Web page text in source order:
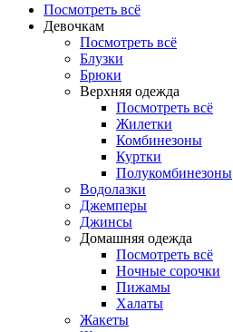
Посмотреть всё
Девочкам
Посмотреть всё
Блузки
Брюки
Верхняя одежда
Посмотреть всё
Жилетки
Комбинезоны
Куртки
Полукомбинезоны
Водолазки
Джемперы
Джинсы
Домашняя одежда
Посмотреть всё
Ночные сорочки
Пижамы
Халаты
Жакеты